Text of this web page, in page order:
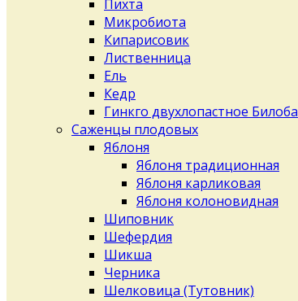
Пихта
Микробиота
Кипарисовик
Лиственница
Ель
Кедр
Гинкго двухлопастное Билоба
Саженцы плодовых
Яблоня
Яблоня традиционная
Яблоня карликовая
Яблоня колоновидная
Шиповник
Шефердия
Шикша
Черника
Шелковица (Тутовник)